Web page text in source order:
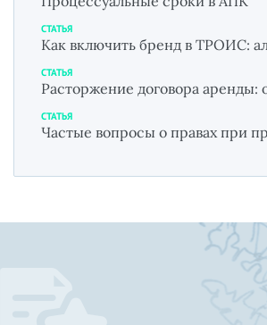
СТАТЬЯ
Как включить бренд в ТРОИС:
СТАТЬЯ
Расторжение договора аренды:
СТАТЬЯ
Частые вопросы о правах при